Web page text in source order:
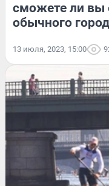
сможете ли вы
обычного
13 июля, 2023, 15:00